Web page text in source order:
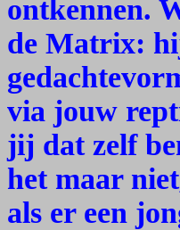
ontkennen.
de Matrix:
via jouw
jij dat zelf
het maar
als er een